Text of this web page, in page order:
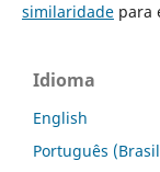
similaridadepara
Idioma
English
Português